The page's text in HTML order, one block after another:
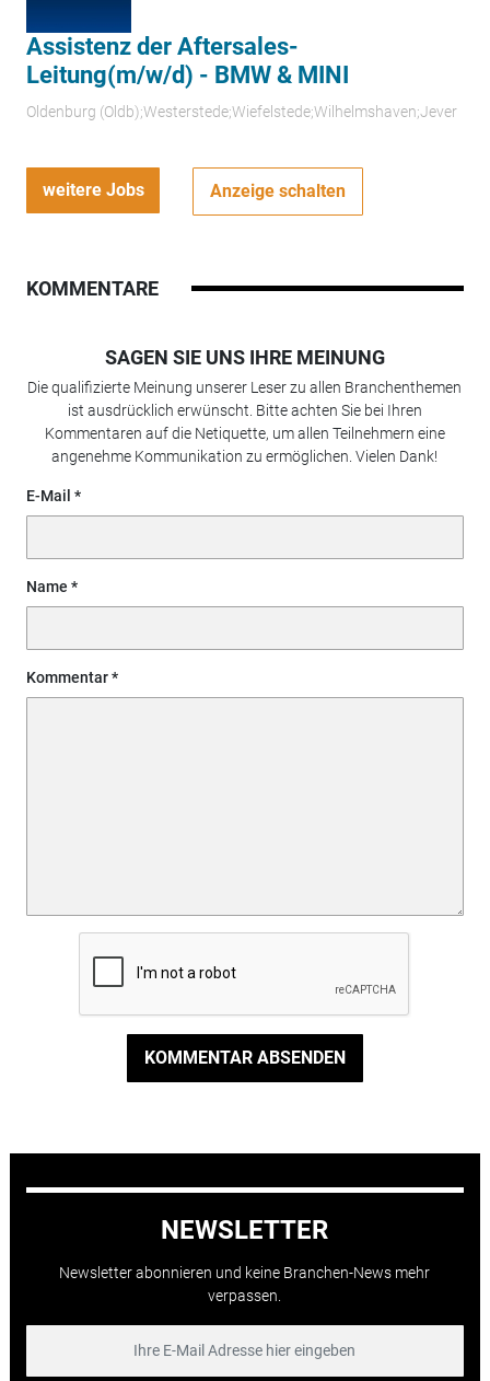
Assistenz der Aftersales-
Leitung(m/w/d) - BMW & MINI
Oldenburg (Oldb);Westerstede;Wiefelstede;Wilhelmshaven;Jever
weitere Jobs Anzeige schalten
KOMMENTARE
SAGEN SIE UNS IHRE MEINUNG
Die qualifizierte Meinung unserer Leser zu allen Branchenthemen
ist ausdrücklich erwünscht. Bitte achten Sie bei Ihren
Kommentaren auf die Netiquette, um allen Teilnehmern eine
angenehme Kommunikation zu ermöglichen. Vielen Dank!
E-Mail
Name
Kommentar
KOMMENTAR ABSENDEN
NEWSLETTER
Newsletter abonnieren und keine Branchen-News mehr
verpassen.